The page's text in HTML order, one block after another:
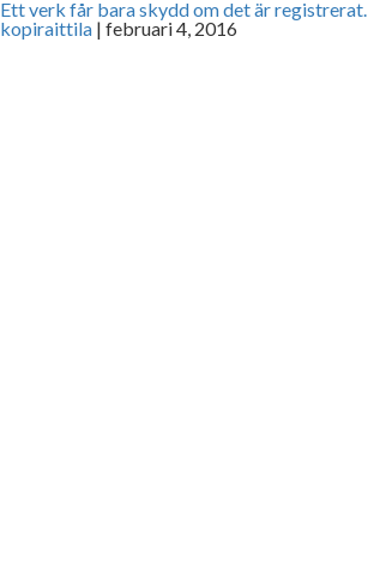
Ett verk får bara skydd om det är registrerat.
kopiraittila | februari 4, 2016